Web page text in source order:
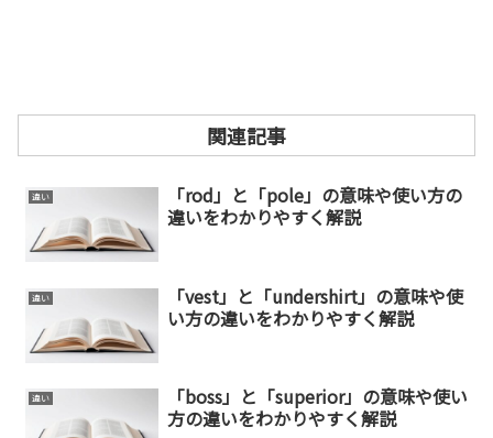
関連記事
違い
「rod」と「pole」の意味や使い方の
違いをわかりやすく解説
違い
「vest」と「undershirt」の意味や使
い方の違いをわかりやすく解説
違い
「boss」と「superior」の意味や使い
方の違いをわかりやすく解説